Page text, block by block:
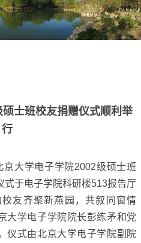
士班校友捐赠仪式顺利举
行
大学电子学院2002级硕士班
于电子学院科研楼513报告厅
友齐聚新燕园，共叙同窗情
大学电子学院院长彭练矛和党
仪式由北京大学电子学院副院